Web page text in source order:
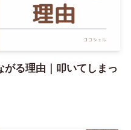
る理由｜叩いてしまっ